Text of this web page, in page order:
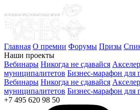
Главная О премии Форумы Призы
Наши проекты
Вебинары Никогда не сдавайся
муниципалитетов Бизнес-марафон для
Вебинары Никогда не сдавайся
муниципалитетов Бизнес-марафон для
+7 495 620 98 50